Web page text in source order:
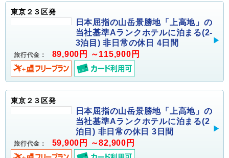
東京２３区発
日本屈指の山岳景勝地「上高地」の
当社基準Aランクホテルに泊まる(2-
3泊目) 非日常の休日 4日間
旅行代金： 89,900円 ～115,900円
東京２３区発
日本屈指の山岳景勝地「上高地」の
当社基準Aランクホテルに泊まる(2
泊目) 非日常の休日 3日間
旅行代金： 59,900円 ～82,900円